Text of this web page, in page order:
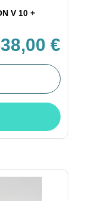
V 10 +
38,00 €